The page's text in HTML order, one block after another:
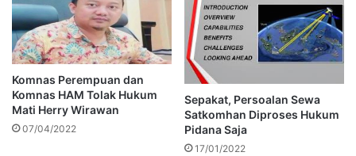
Komnas Perempuan dan
Komnas HAM Tolak Hukum
Mati Herry Wirawan
07/04/2022
Sepakat, Persoalan Sewa
Satkomhan Diproses Hukum
Pidana Saja
17/01/2022